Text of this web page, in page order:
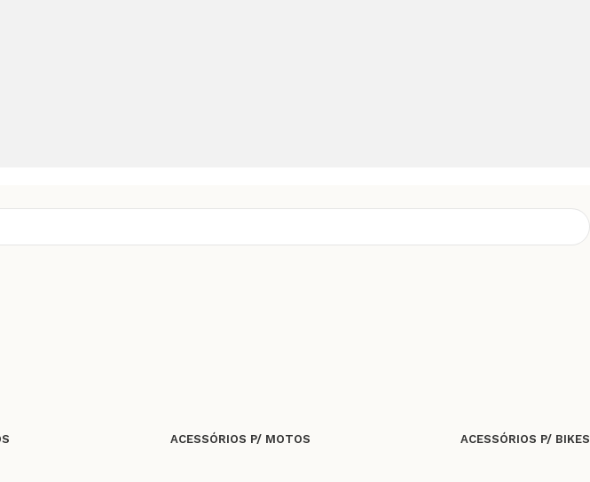
ACESSÓRIOS P/ MOTOS ACESSÓRIOS P/ BIKES